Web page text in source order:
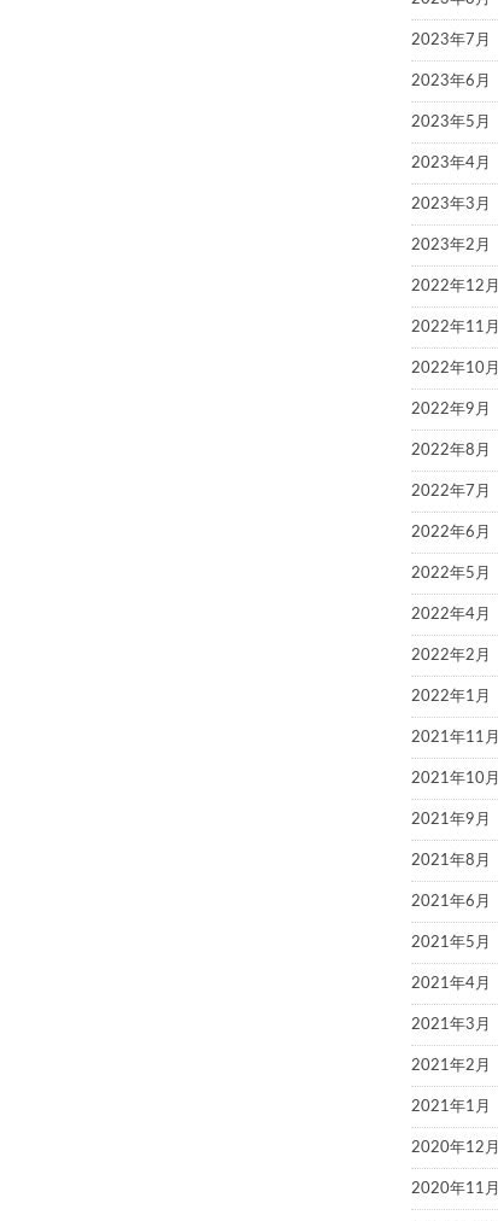
2023年7月
2023年6月
2023年5月
2023年4月
2023年3月
2023年2月
2022年12月
2022年11月
2022年10月
2022年9月
2022年8月
2022年7月
2022年6月
2022年5月
2022年4月
2022年2月
2022年1月
2021年11月
2021年10月
2021年9月
2021年8月
2021年6月
2021年5月
2021年4月
2021年3月
2021年2月
2021年1月
2020年12月
2020年11月